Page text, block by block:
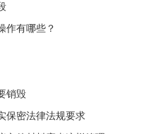
作有哪些？
销毁
保密法律法规要求